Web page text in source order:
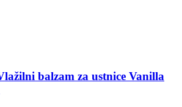
balzam za ustnice Vanilla